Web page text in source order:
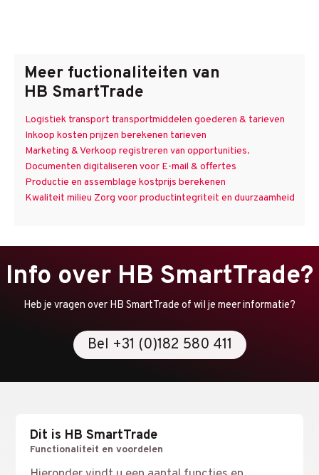
Meer fuctionaliteiten van
HB SmartTrade
Logistiek transport transportmiddelen goederen & tarieven
Inkoop kosten prijzen berekenen tarieven
Marketing & Verkoop registreren van opportunities.
Documenten digitaliseren voor E-mail & offertes
Productie en assemblage kostprijs berekenen
Kwaliteit milieu Zorg voor productintegriteit en duurzaamheid
Info over HB SmartTrade?
Heb je vragen over HB SmartTrade of wil je meer informatie?
Bel +31 (0)182 580 411
Dit is HB SmartTrade
Functionaliteit en voordelen